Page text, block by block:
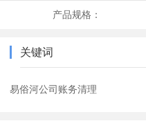
产品规格：
关键词
易俗河公司账务清理